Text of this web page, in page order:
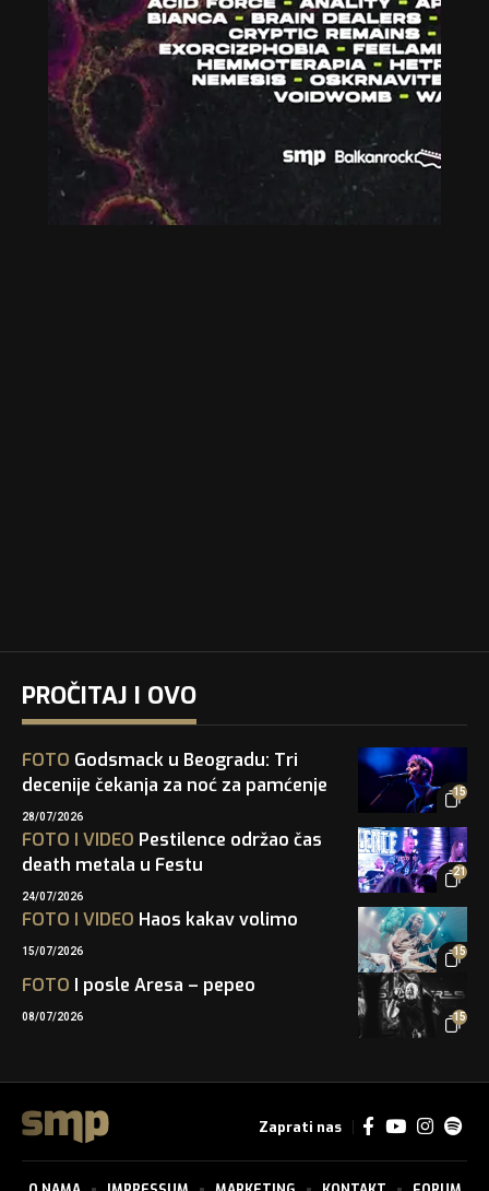
PROČITAJ I OVO
15
FOTO Godsmack u Beogradu: Tri
decenije čekanja za noć za pamćenje
28/07/2026
21
FOTO I VIDEO Pestilence održao čas
death metala u Festu
24/07/2026
15
FOTO I VIDEO Haos kakav volimo
15/07/2026
15
FOTO I posle Aresa – pepeo
08/07/2026
Zaprati nas